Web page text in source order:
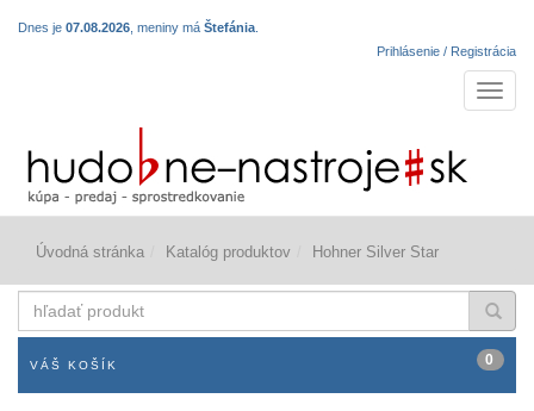
Dnes je 07.08.2026 , meniny má Štefánia
Prihlásenie / Registrácia
Úvodná stránka Katalóg produktov Hohner Silver Star
produkt
VÁŠ KOŠÍK 0